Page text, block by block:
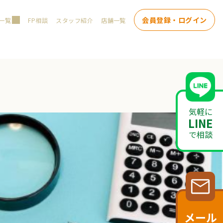
覧 FP相談 スタッフ紹介 店舗一覧 会員登録・ログイン
気軽に
LINE
で相談
メール